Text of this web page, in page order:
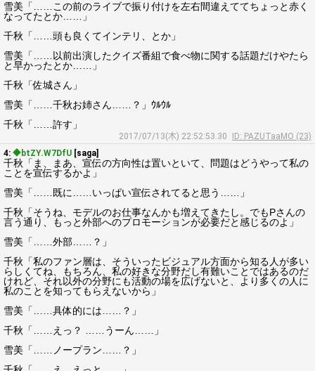
雪美「……この前のライブで振り付けを左右間違えててちょっと赤く
なってたとか……」
千秋「……頭も良くてインテリ、とか」
雪美「……以前出演したクイズ番組で食べ物に関する話題だけやたら
と早かったとか……」
千秋「佐城さん」
雪美「……千秋お姉さん……？」ｳﾙｳﾙ
千秋「……許す」
2017/07/13(木) 22:52:53.30
ID: PAZUTaaMO (23)
4: ◆btZY.W7DfU [saga]
千秋「ま、まあ、宣伝の方向性は置いといて、問題はどうやって私の
ことを宣伝するかよ」
雪美「……既に……いっぱい宣伝されてると思う……」
千秋「そうね、モデルのお仕事なんかも増えてきたし。でもPさんの
言う通り、もっと外部へのプロモーションが必要だと感じるのよ」
雪美「……外部……？」
千秋「私のファン層は、そういったビジュアル方面から知る人が多い
らしくてね、もちろん、私の好きな分野だし有難いことではあるのだ
けれど、それ以外の分野にも活動の場を広げないと、より多くの人に
私のことを知ってもらえないから」
雪美「……具体的には……？」
千秋「……えっ？ ……うーん……」
雪美「……ノープラン……？」